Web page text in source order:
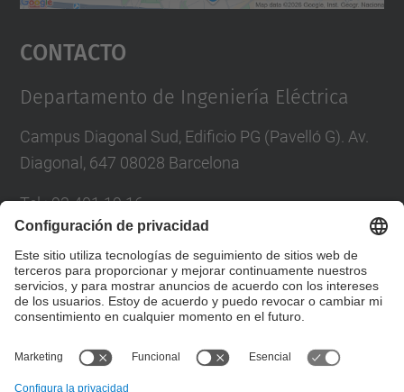
Aceptar
powered by
Contacto
Departamento de Ingeniería Eléctrica
Campus Diagonal Sud, Edificio PG (Pavelló G). Av.
Diagonal, 647 08028 Barcelona
Tel.:93 401 19 16
Directorio UPC
Formulario de contacto